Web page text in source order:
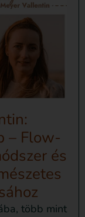
– Flow-
és
több mint